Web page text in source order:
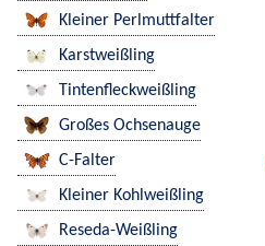
Kleiner Perlmuttfalter
Karstweißling
Tintenfleckweißling
Großes Ochsenauge
C-Falter
Kleiner Kohlweißling
Reseda-Weißling